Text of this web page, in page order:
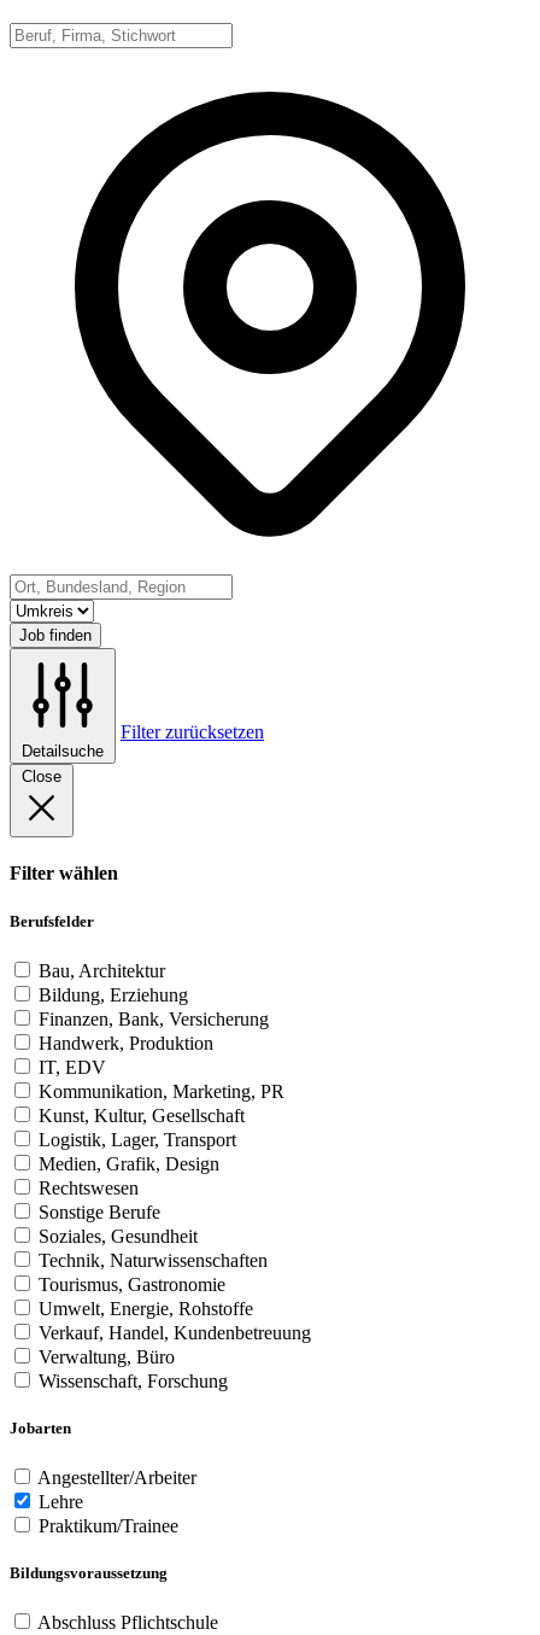
Job finden
Detailsuche
Filter zurücksetzen
Close
Filter wählen
Berufsfelder
Bau, Architektur
Bildung, Erziehung
Finanzen, Bank, Versicherung
Handwerk, Produktion
IT, EDV
Kommunikation, Marketing, PR
Kunst, Kultur, Gesellschaft
Logistik, Lager, Transport
Medien, Grafik, Design
Rechtswesen
Sonstige Berufe
Soziales, Gesundheit
Technik, Naturwissenschaften
Tourismus, Gastronomie
Umwelt, Energie, Rohstoffe
Verkauf, Handel, Kundenbetreuung
Verwaltung, Büro
Wissenschaft, Forschung
Jobarten
Angestellter/Arbeiter
Lehre
Praktikum/Trainee
Bildungsvoraussetzung
Abschluss Pflichtschule